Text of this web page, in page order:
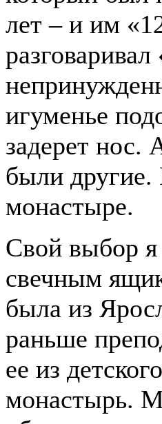
лет – и им
игуменье
задерет нос.
были другие.
монастыре.
Свой выбор
свечным
была из
раньше
ее из
монастырь.